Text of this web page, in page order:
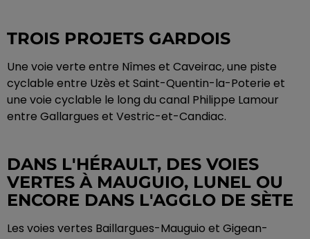
TROIS PROJETS GARDOIS
Une voie verte entre Nîmes et Caveirac, une piste
cyclable entre Uzès et Saint-Quentin-la-Poterie et
une voie cyclable le long du canal Philippe Lamour
entre Gallargues et Vestric-et-Candiac.
DANS L'HÉRAULT, DES VOIES
VERTES À MAUGUIO, LUNEL OU
ENCORE DANS L'AGGLO DE SÈTE
Les voies vertes Baillargues-Mauguio et Gigean-